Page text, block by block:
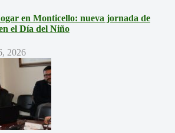
en Monticello: nueva jornada de
el Día del Niño
2026